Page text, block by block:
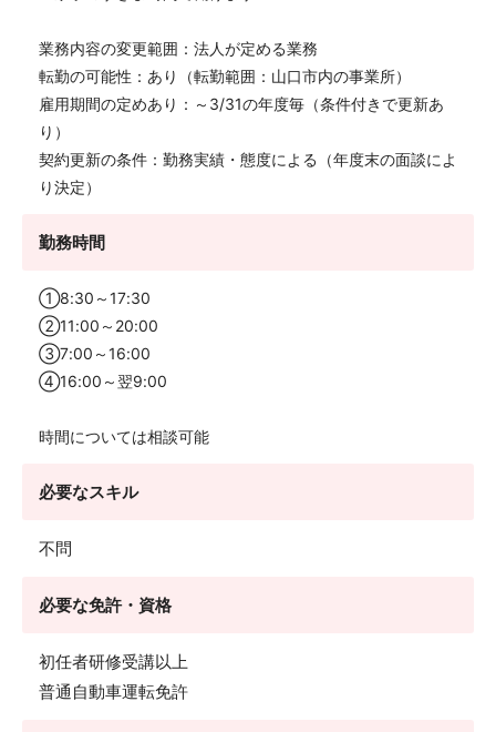
業務内容の変更範囲：法人が定める業務
転勤の可能性：あり（転勤範囲：山口市内の事業所）
雇用期間の定めあり：～3/31の年度毎（条件付きで更新あ
り）
契約更新の条件：勤務実績・態度による（年度末の面談によ
り決定）
勤務時間
①8:30～17:30
②11:00～20:00
③7:00～16:00
④16:00～翌9:00
時間については相談可能
必要なスキル
不問
必要な免許・資格
初任者研修受講以上
普通自動車運転免許